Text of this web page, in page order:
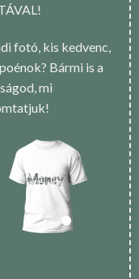
fotó, kis kedvenc,
Bármi is a
mi